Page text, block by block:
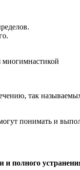
так
понимать и
и полного